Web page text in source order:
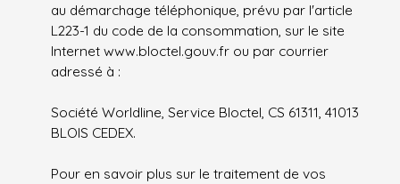
au démarchage téléphonique, prévu par l'article
L223-1 du code de la consommation, sur le site
Internet www.bloctel.gouv.fr ou par courrier
adressé à :
Société Worldline, Service Bloctel, CS 61311, 41013
BLOIS CEDEX.
Pour en savoir plus sur le traitement de vos